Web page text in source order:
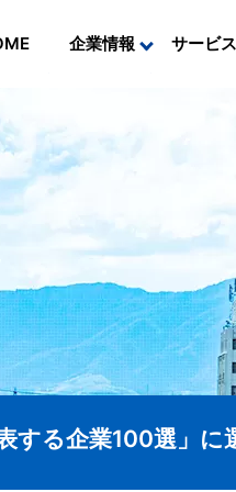
企業情報 サービ
する企業100選」に